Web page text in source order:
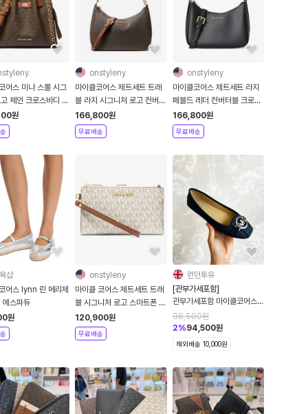
어스 미나 스몰 시그
체인 크로스바디 백
원
onstyleny
마이클코어스 제트세트 트래
블 라지 시그니처 로고 컨버터
블 크로스바디 백 브라운
166,800원
무료배송
onstyleny
마이클코어스 제트세트 라지
페블드 레더 컨버터블 크로스
바디 백 블랙
166,800원
무료배송
샵
어스 lynn 린 메리제
에스파듀
원
onstyleny
마이클 코어스 제트세트 트래
블 시그니처 로고 스마트폰 지
갑 바닐라
120,900원
무료배송
런던투유
[관부가세포함]
관부가세포함 마이클코어스
MK 로고 여성 로퍼
96,500원
2%94,500원
해외배송 10,000원